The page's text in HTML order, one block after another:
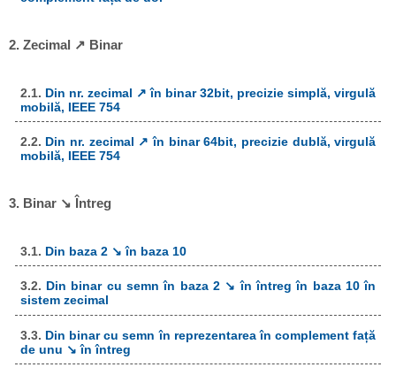
2. Zecimal ↗ Binar
2.1. Din nr. zecimal ↗ în binar 32bit, precizie simplă, virgulă
mobilă, IEEE 754
2.2. Din nr. zecimal ↗ în binar 64bit, precizie dublă, virgulă
mobilă, IEEE 754
3. Binar ↘ Întreg
3.1. Din baza 2 ↘ în baza 10
3.2. Din binar cu semn în baza 2 ↘ în întreg în baza 10 în
sistem zecimal
3.3. Din binar cu semn în reprezentarea în complement față
de unu ↘ în întreg